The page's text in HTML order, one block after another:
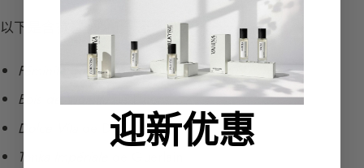
以下是含有雪松的主要香水列表：
Féminité du boisde Lutens
Bois de Violette
Dolce Vita
de Dior
Tonka Impériale 迎新优惠